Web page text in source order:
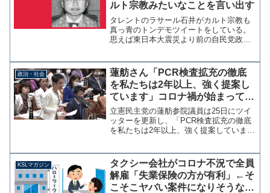
ルト宗教みたいなことを言い出す
タレントのラサール石井がカルト宗教も
真っ青のトンデモツイートをしている。
思えば東日本大震災より前の自民党政権
のも共産党の議員でしたね。天変地異を
二度までも予見。卑弥呼...
政治・社会
蓮舫さん「PCR検査拡充の徹底
を私たちは2年以上、強く提案し
ています」コロナ禍が始まって2
年なんですが・・・
立憲民主党の蓮舫参院議員は25日にツイ
ッターを更新し、「PCR検査拡充の徹底
を私たちは2年以上、強く提案していま
ょうど2年になることを考えると、蓮舫氏
の2年以上とい...
KSLマガジン
タクシー会社がコロナ不況で全員
解雇「失業保険の方が有利」←そ
こそこヤバい案件になりそうなの